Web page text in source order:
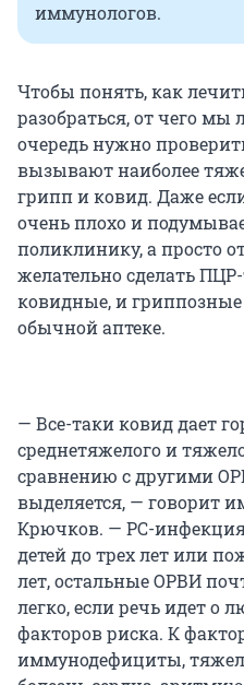
иммунологов.
Чтобы понять, как
разобраться, от чего
очередь нужно
вызывают наиболее
грипп и ковид. Даже
очень плохо и
поликлинику, а просто
желательно сделать
ковидные, и
обычной аптеке.
— Все-таки ковид дает
среднетяжелого и
сравнению с другими
выделяется, — говорит
Крючков. — РС-
детей до трех лет или
лет, остальные ОРВИ
легко, если речь идет о
факторов риска. К
иммунодефициты,